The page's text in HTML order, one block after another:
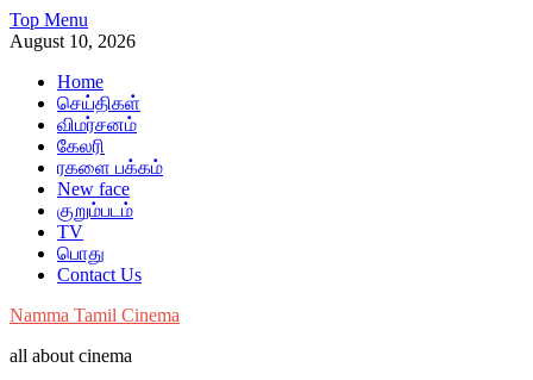
Skip
to
Top Menu
August 10, 2026
Home
செய்திகள்
விமர்சனம்
கேலரி
ரகளை பக்கம்
New face
குறும்படம்
TV
பொது
Contact Us
Namma Tamil Cinema
all about cinema